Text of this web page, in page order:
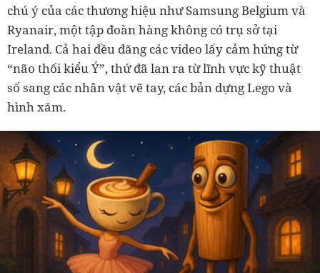
chú ý của các thương hiệu như Samsung Belgium và
Ryanair, một tập đoàn hàng không có trụ sở tại
Ireland. Cả hai đều đăng các video lấy cảm hứng từ
“não thối kiểu Ý”, thứ đã lan ra từ lĩnh vực kỹ thuật
số sang các nhân vật vẽ tay, các bản dựng Lego và
hình xăm.